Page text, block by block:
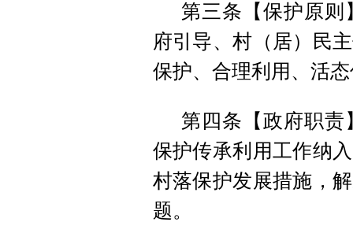
第三条【保护原
府引导、村（居）民
保护、合理利用、活
第四条【政府职
保护传承利用工作纳
村落保护发展措施，
题。